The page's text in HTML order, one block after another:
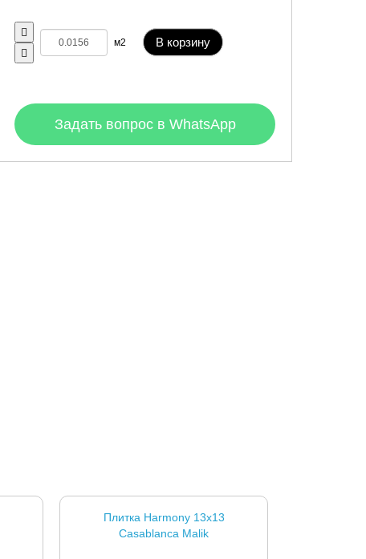
м2 В корзину
Задать вопрос в WhatsApp
Плитка Harmony 13x13
Casablanca Malik